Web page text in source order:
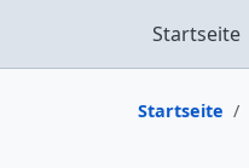
Startseite
Startseite